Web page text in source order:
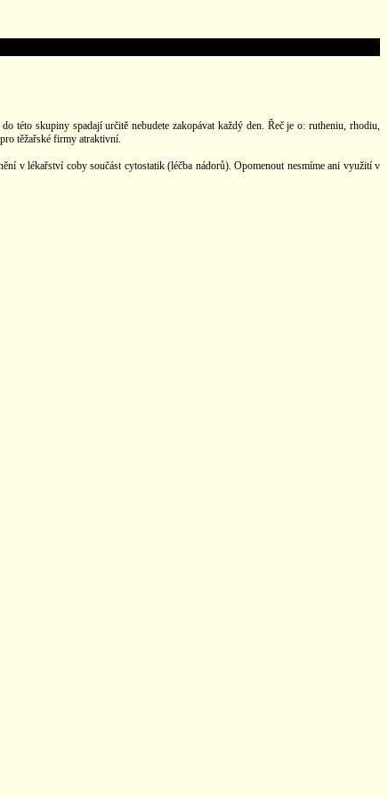
této skupiny spadají určitě nebudete zakopávat každý den. Řeč je o: rutheniu, rhodiu,
těžařské firmy atraktivní.
v lékařství coby součást cytostatik (léčba nádorů). Opomenout nesmíme ani využití v